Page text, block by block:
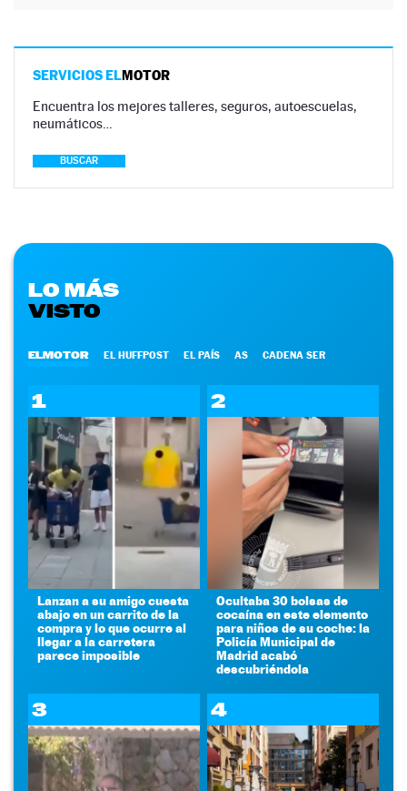
SERVICIOS ELMOTOR
Encuentra los mejores talleres, seguros, autoescuelas,
neumáticos…
BUSCAR
LO MÁS
VISTO
ELMOTOR EL HUFFPOST EL PAÍS AS CADENA SER
1
Lanzan a su amigo cuesta
abajo en un carrito de la
compra y lo que ocurre al
llegar a la carretera
parece imposible
2
Ocultaba 30 bolsas de
cocaína en este elemento
para niños de su coche: la
Policía Municipal de
Madrid acabó
descubriéndola
3 4